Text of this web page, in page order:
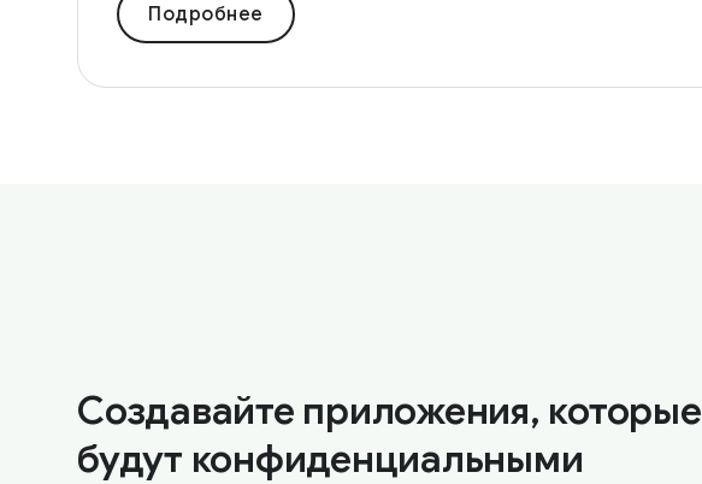
Подробнее
Создавайте приложения, которые
будут конфиденциальными